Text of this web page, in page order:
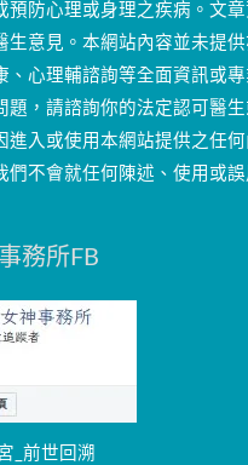
預防心理或身理之疾病。文
生意見。本網站內容並未提供
、心理輔諮詢等全面資訊或
題，請諮詢你的法定認可醫
進入或使用本網站提供之任
們不會就任何陳述、使用或誤
務所FB
_前世回溯